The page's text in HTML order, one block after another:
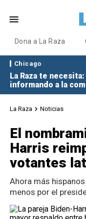
Dona a La Raza
Chicago
La Raza te
informando a la
La Raza Noticias
El
Harris
votantes
Ahora más
menos por el